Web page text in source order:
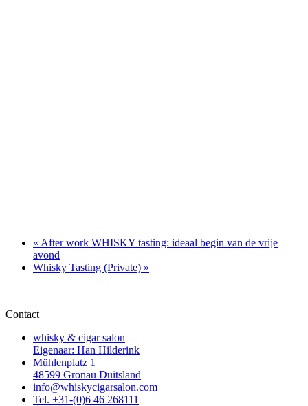
« After work WHISKY tasting: ideaal begin van de vrije
avond
Whisky Tasting (Private) »
Contact
whisky & cigar salon
Eigenaar: Han Hilderink
Mühlenplatz 1
48599 Gronau Duitsland
info@whiskycigarsalon.com
Tel. +31-(0)6 46 268111